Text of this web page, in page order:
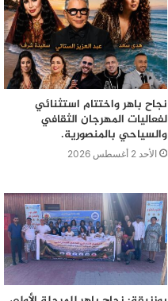
نجاح باهر واختتام استثنائي
لفعاليات المهرجان الثقافي
والسياحي بالمنصورية.
الأحد 2 أغسطس 2026